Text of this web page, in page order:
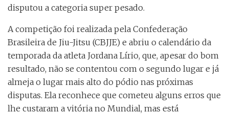
disputou a categoria super pesado.
A competição foi realizada pela Confederação
Brasileira de Jiu-Jitsu (CBJJE) e abriu o calendário da
temporada da atleta Jordana Lírio, que, apesar do bom
resultado, não se contentou com o segundo lugar e já
almeja o lugar mais alto do pódio nas próximas
disputas. Ela reconhece que cometeu alguns erros que
lhe custaram a vitória no Mundial, mas está